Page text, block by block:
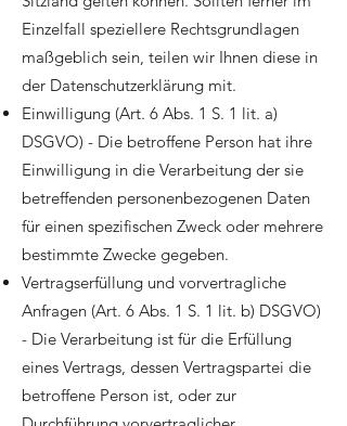
Einzelfall speziellere Rechtsgrundlagen
maßgeblich sein, teilen wir Ihnen diese in
der Datenschutzerklärung mit.
Einwilligung (Art. 6 Abs. 1 S. 1 lit. a)
DSGVO) - Die betroffene Person hat ihre
Einwilligung in die Verarbeitung der sie
betreffenden personenbezogenen Daten
für einen spezifischen Zweck oder mehrere
bestimmte Zwecke gegeben.
Vertragserfüllung und vorvertragliche
Anfragen (Art. 6 Abs. 1 S. 1 lit. b) DSGVO)
- Die Verarbeitung ist für die Erfüllung
eines Vertrags, dessen Vertragspartei die
betroffene Person ist, oder zur